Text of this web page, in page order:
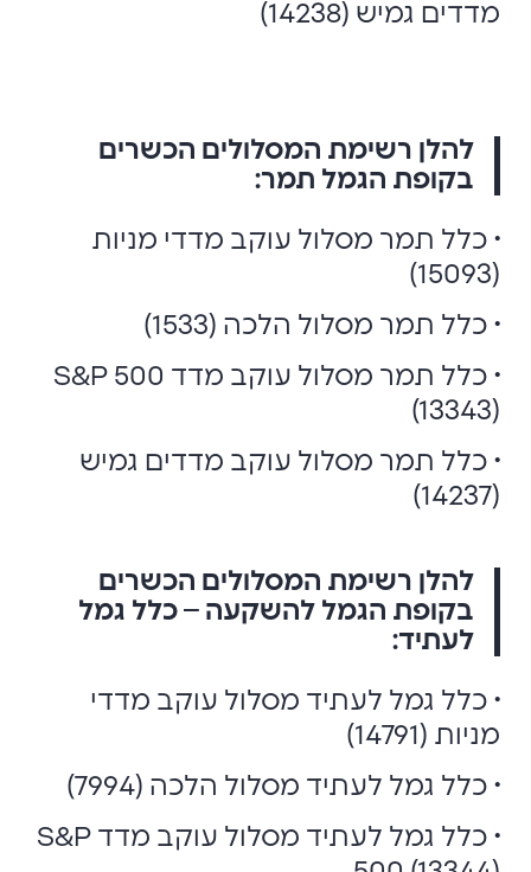
מדדים גמיש (14238)
להלן רשימת המסלולים הכשרים
בקופת הגמל תמר:
• כלל תמר מסלול עוקב מדדי מניות
(15093)
• כלל תמר מסלול הלכה (1533)
• כלל תמר מסלול עוקב מדד S&P 500
(13343)
• כלל תמר מסלול עוקב מדדים גמיש
(14237)
להלן רשימת המסלולים הכשרים
בקופת הגמל להשקעה – כלל גמל
לעתיד:
• כלל גמל לעתיד מסלול עוקב מדדי
מניות (14791)
• כלל גמל לעתיד מסלול הלכה (7994)
• כלל גמל לעתיד מסלול עוקב מדד S&P